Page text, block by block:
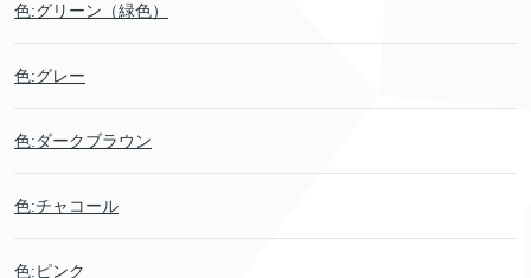
色:グリーン（緑色）
色:グレー
色:ダークブラウン
色:チャコール
色:ピンク